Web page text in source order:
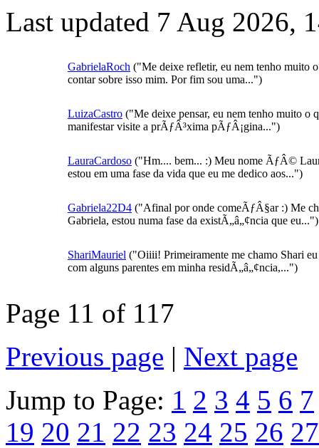
Last updated 7 Aug 2026,
GabrielaRoch ("Me deixe refletir, eu nem tenho muito
contar sobre isso mim. Por fim sou uma...")
LuizaCastro ("Me deixe pensar, eu nem tenho muito o
manifestar visite a prÃƒÂ³xima pÃƒÂ¡gina...")
LauraCardoso ("Hm.... bem... :) Meu nome ÃƒÂ©
estou em uma fase da vida que eu me dedico aos...")
Gabriela22D4 ("Afinal por onde comeÃƒÂ§ar :) Me
Gabriela, estou numa fase da existÃ„â„¢ncia que eu...")
ShariMauriel ("Oiiii! Primeiramente me chamo Shari
com alguns parentes em minha residÃ„â„¢ncia,...")
Page 11 of 117
Previous page | Next page
Jump to Page: 1 2 3 4 5 6 7
19 20 21 22 23 24 25 26 27